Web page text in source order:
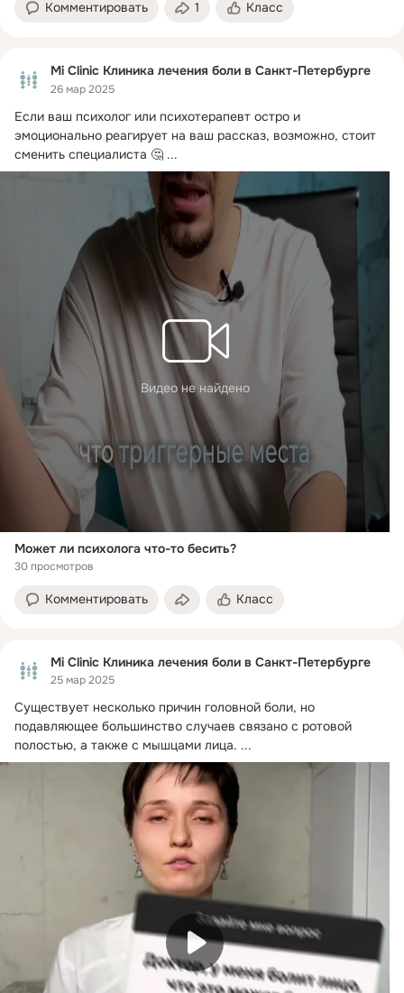
Комментировать 1 Класс
Mi Clinic Клиника лечения боли в Санкт-Петербурге
26 мар 2025
Если ваш психолог или психотерапевт остро и
эмоционально реагирует на ваш рассказ, возможно, стоит
сменить специалиста 🤔 ...
Видео не найдено
Может ли психолога что-то бесить?
30 просмотров
Комментировать Класс
Mi Clinic Клиника лечения боли в Санкт-Петербурге
25 мар 2025
Существует несколько причин головной боли, но
подавляющее большинство случаев связано с ротовой
полостью, а также с мышцами лица. ...